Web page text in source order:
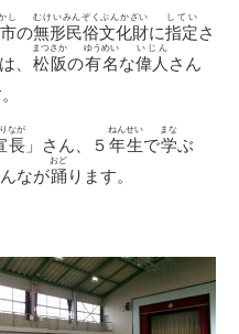
し
の無形民俗文化財
むけいみんぞくぶんかざい
に指定
してい
さ
は、 松阪
まつさか
の有名
ゆうめい
な偉人
いじん
さん
長
なが
」さん、５ 年生
ねんせい
で学
まな
ぶ
なが踊
おど
ります。